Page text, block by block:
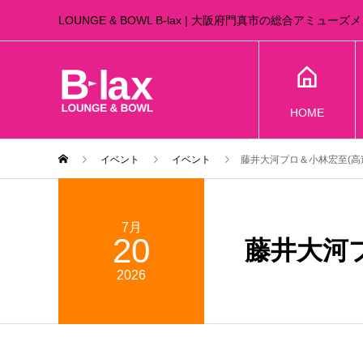
LOUNGE & BOWL B-lax | 大阪府門真市の総合アミューズ
HOME
イベント イベント 藤井大河プロ＆小林宏至(
7月
20
2026
藤井大河